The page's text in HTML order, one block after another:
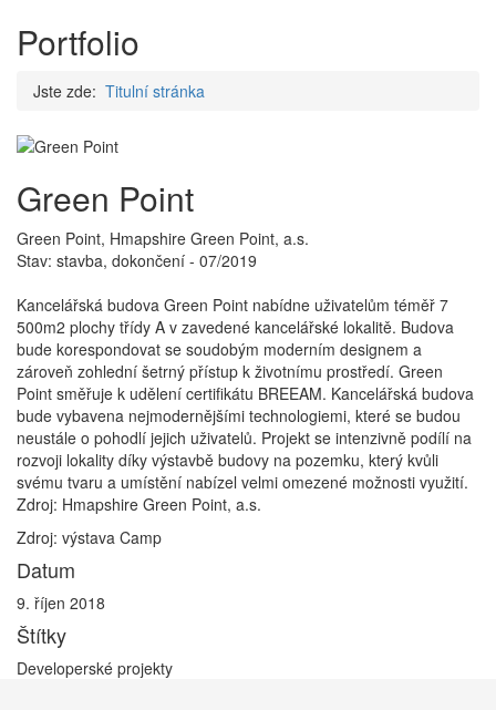
Portfolio
Jste zde: Titulní stránka
Green Point
Green Point, Hmapshire Green Point, a.s.
Stav: stavba, dokončení - 07/2019
Kancelářská budova Green Point nabídne uživatelům téměř 7
500m2 plochy třídy A v zavedené kancelářské lokalitě. Budova
bude korespondovat se soudobým moderním designem a
zároveň zohlední šetrný přístup k životnímu prostředí. Green
Point směřuje k udělení certifikátu BREEAM. Kancelářská budova
bude vybavena nejmodernějšími technologiemi, které se budou
neustále o pohodlí jejich uživatelů. Projekt se intenzivně podílí na
rozvoji lokality díky výstavbě budovy na pozemku, který kvůli
svému tvaru a umístění nabízel velmi omezené možnosti využití.
Zdroj: Hmapshire Green Point, a.s.
Zdroj: výstava Camp
Datum
9. říjen 2018
Štítky
Developerské projekty